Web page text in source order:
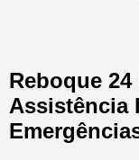
Reboque 24
Assistência